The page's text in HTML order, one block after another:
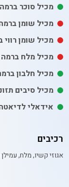
מכיל סוכר
מכיל שומן
מכיל שומן רווי
מכיל מלח
מכיל חלבון
מכיל סיבים
אידאלי
רכיבים
אגוזי קשיו, מלח,